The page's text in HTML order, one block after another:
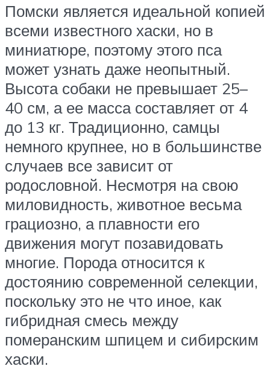
Помски является идеальной копией
всеми известного хаски, но в
миниатюре, поэтому этого пса
может узнать даже неопытный.
Высота собаки не превышает 25–
40 см, а ее масса составляет от 4
до 13 кг. Традиционно, самцы
немного крупнее, но в большинстве
случаев все зависит от
родословной. Несмотря на свою
миловидность, животное весьма
грациозно, а плавности его
движения могут позавидовать
многие. Порода относится к
достоянию современной селекции,
поскольку это не что иное, как
гибридная смесь между
померанским шпицем и сибирским
хаски.